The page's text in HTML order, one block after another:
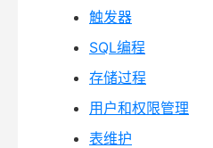
触发器
SQL编程
存储过程
用户和权限管理
表维护